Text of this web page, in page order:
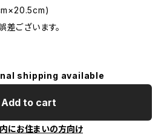
ございます。
shipping available
Add to cart
にお住まいの方向け